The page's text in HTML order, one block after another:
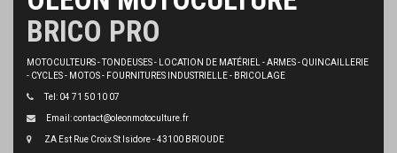
BRICO PRO
MOTOCULTEURS - TONDEUSES - LOCATION DE MATÉRIEL - ARMES - QUINCAILLERIE
- CYCLES - MOTOS - FOURNITURES INDUSTRIELLE - BRICOLAGE
Tel: 04 71 50 10 07
Email: contact@oleonmotoculture.fr
ZA Est Rue Croix St Isidore - 43100 BRIOUDE